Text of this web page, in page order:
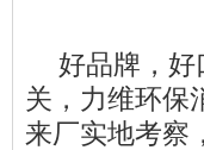
好品牌，
关，力维环保
来厂实地考察